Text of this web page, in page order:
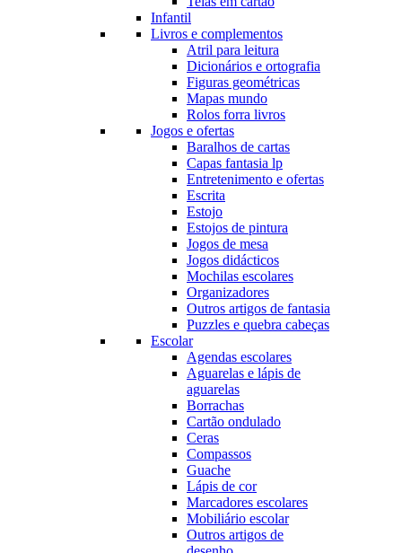
Infantil
Livros e complementos
Atril para leitura
Dicionários e ortografia
Figuras geométricas
Mapas mundo
Rolos forra livros
Jogos e ofertas
Baralhos de cartas
Capas fantasia lp
Entretenimento e ofertas
Escrita
Estojo
Estojos de pintura
Jogos de mesa
Jogos didácticos
Mochilas escolares
Organizadores
Outros artigos de fantasia
Puzzles e quebra cabeças
Escolar
Agendas escolares
Aguarelas e lápis de
aguarelas
Borrachas
Cartão ondulado
Ceras
Compassos
Guache
Lápis de cor
Marcadores escolares
Mobiliário escolar
Outros artigos de